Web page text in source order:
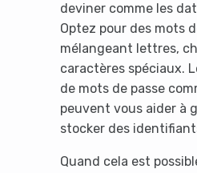
deviner comme les
Optez pour des mots
mélangeant lettres,
caractères spéciaux.
de mots de passe
peuvent vous aider à
stocker des
Quand cela est